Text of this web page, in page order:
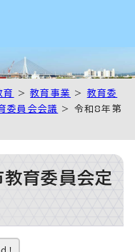
育 >教育事業 > 教育委
委員会会議
> 令和8年第
育委員会定
！